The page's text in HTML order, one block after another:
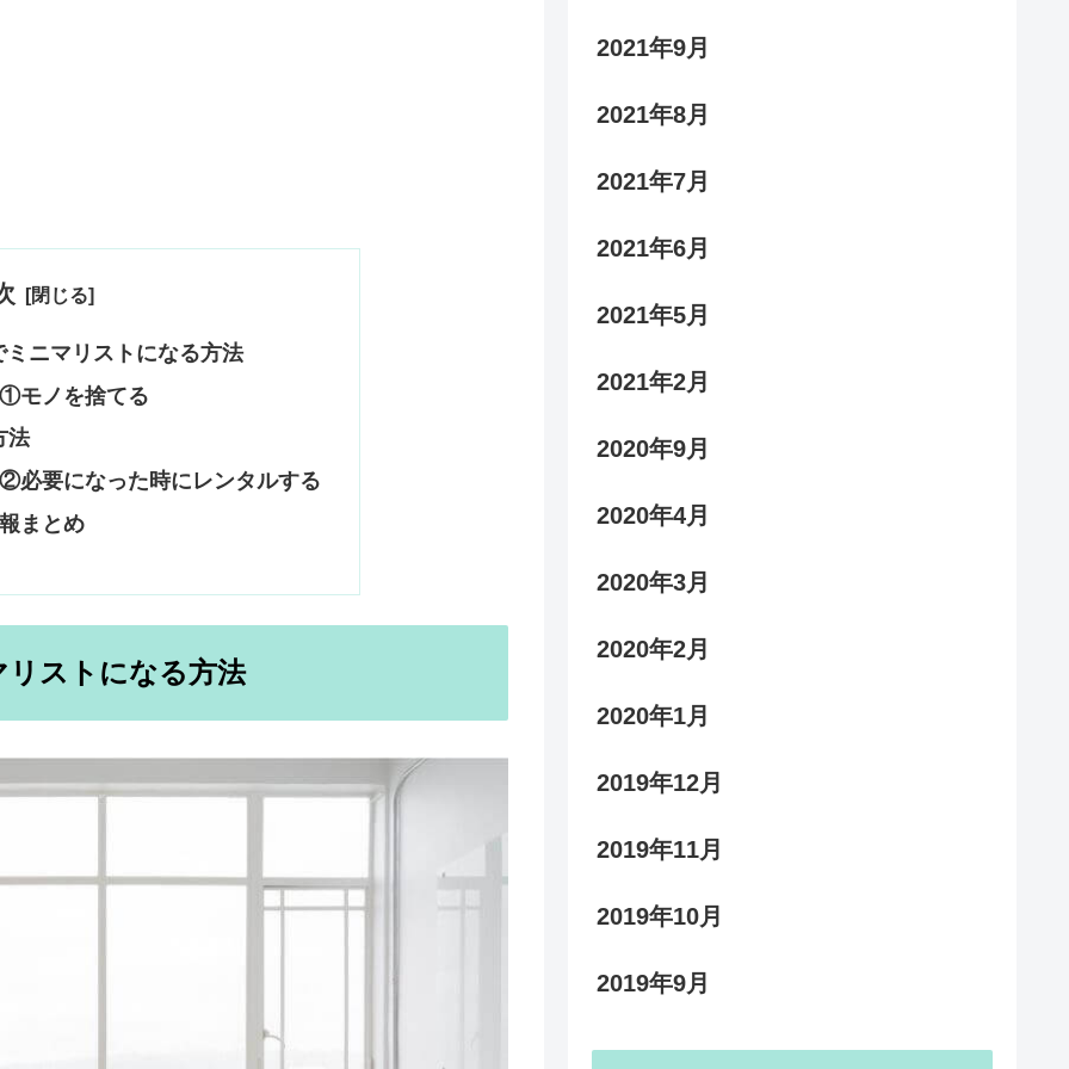
ニマリストになる方法
モノを捨てる
法
必要になった時にレンタルする
まとめ
ストになる方法
2021年9月
2021年8月
2021年7月
2021年6月
2021年5月
2021年2月
2020年9月
2020年4月
2020年3月
2020年2月
2020年1月
2019年12月
2019年11月
2019年10月
2019年9月